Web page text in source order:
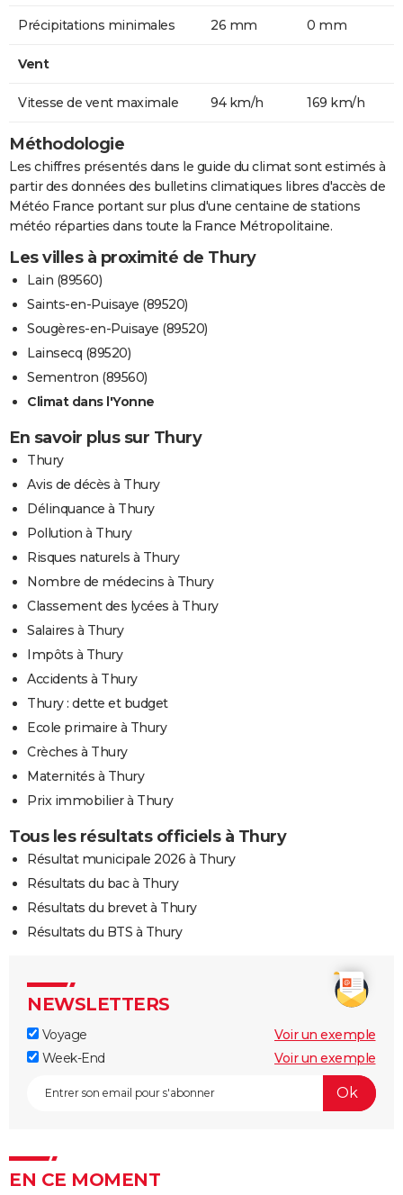
Précipitations minimales 26 mm 0 mm
Vent
Vitesse de vent maximale 94 km/h 169 km/h
Méthodologie
Les chiffres présentés dans le guide du climat sont estimés à
partir des données des bulletins climatiques libres d'accès de
Météo France portant sur plus d'une centaine de stations
météo réparties dans toute la France Métropolitaine.
Les villes à proximité de Thury
Lain (89560)
Saints-en-Puisaye (89520)
Sougères-en-Puisaye (89520)
Lainsecq (89520)
Sementron (89560)
Climat dans l'Yonne
En savoir plus sur Thury
Thury
Avis de décès à Thury
Délinquance à Thury
Pollution à Thury
Risques naturels à Thury
Nombre de médecins à Thury
Classement des lycées à Thury
Salaires à Thury
Impôts à Thury
Accidents à Thury
Thury : dette et budget
Ecole primaire à Thury
Crèches à Thury
Maternités à Thury
Prix immobilier à Thury
Tous les résultats officiels à Thury
Résultat municipale 2026 à Thury
Résultats du bac à Thury
Résultats du brevet à Thury
Résultats du BTS à Thury
NEWSLETTERS
Voyage
Voir un exemple
Week-End
Voir un exemple
EN CE MOMENT